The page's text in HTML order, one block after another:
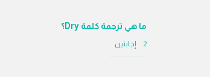
ما هي ترجمة كلمة Dry؟
‫2 إجابتين